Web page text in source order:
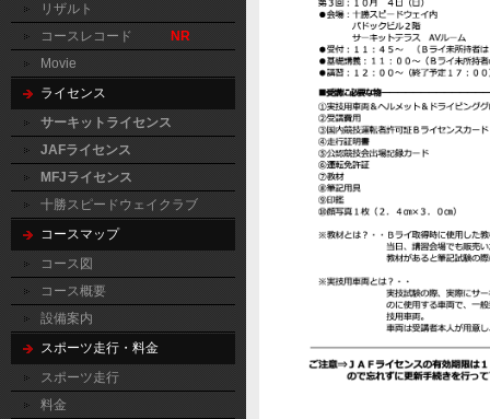
リザルト
コースレコード
NR
Movie
ライセンス
サーキットライセンス
JAFライセンス
MFJライセンス
十勝スピードウェイクラブ
コースマップ
コース図
コース概要
設備案内
スポーツ走行・料金
スポーツ走行
料金